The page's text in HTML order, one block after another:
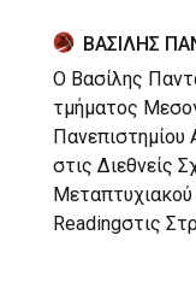
ΒΑΣΙΛΗΣ
Ο Βασίλης
τμήματος
Πανεπιστημίου
στις Διεθνείς
Μεταπτυχιακού
Readingστις